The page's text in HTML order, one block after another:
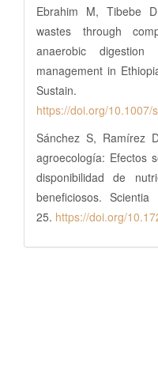
Ebrahim M, Tibebe
wastes through
anaerobic
management in
Sustain.
https://doi.org/
Sánchez S, Ramírez
agroecología: Efectos
disponibilidad de
beneficiosos. Scientia
25. https://doi.org/